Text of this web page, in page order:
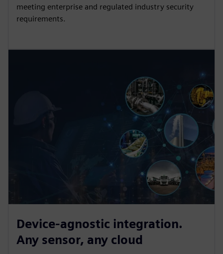
meeting enterprise and regulated industry security
requirements.
Device-agnostic integration.
Any sensor, any cloud